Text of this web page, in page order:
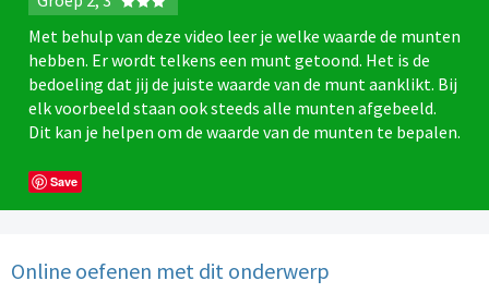
Met behulp van deze video leer je welke waarde de munten
hebben. Er wordt telkens een munt getoond. Het is de
bedoeling dat jij de juiste waarde van de munt aanklikt. Bij
elk voorbeeld staan ook steeds alle munten afgebeeld.
Dit kan je helpen om de waarde van de munten te bepalen.
Save
Online oefenen met dit onderwerp